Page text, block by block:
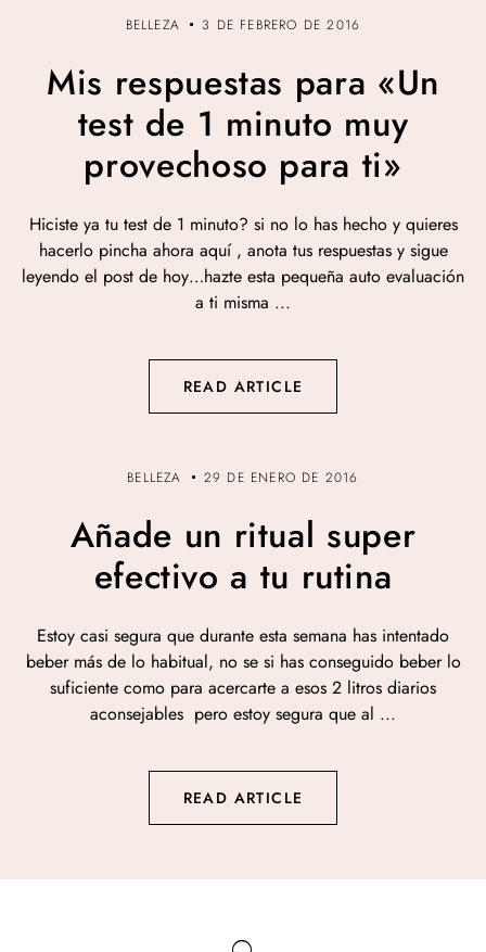
BELLEZA 3 DE FEBRERO DE 2016
Mis respuestas para «Un
test de 1 minuto muy
provechoso para ti»
Hiciste ya tu test de 1 minuto? si no lo has hecho y quieres
hacerlo pincha ahora aquí , anota tus respuestas y sigue
leyendo el post de hoy…hazte esta pequeña auto evaluación
a ti misma ...
READ ARTICLE
BELLEZA 29 DE ENERO DE 2016
Añade un ritual super
efectivo a tu rutina
Estoy casi segura que durante esta semana has intentado
beber más de lo habitual, no se si has conseguido beber lo
suficiente como para acercarte a esos 2 litros diarios
aconsejables pero estoy segura que al ...
READ ARTICLE